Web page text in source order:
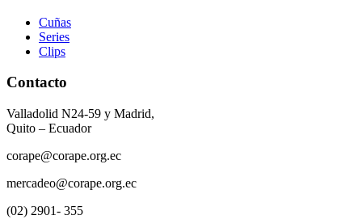
Cuñas
Series
Clips
Contacto
Valladolid N24-59 y Madrid,
Quito – Ecuador
corape@corape.org.ec
mercadeo@corape.org.ec
(02) 2901- 355